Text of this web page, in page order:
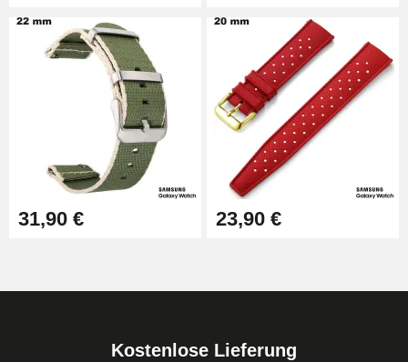
31,90 € 23,90 €
Kostenlose Lieferung